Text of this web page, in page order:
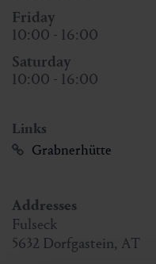
Friday
10:00 - 16:00
Saturday
10:00 - 16:00
Links
Grabnerhütte
Addresses
Fulseck
5632 Dorfgastein, AT